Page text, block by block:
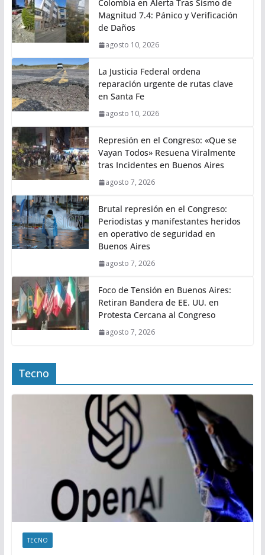
Colombia en Alerta Tras Sismo de
Magnitud 7.4: Pánico y Verificación
de Daños
agosto 10, 2026
La Justicia Federal ordena
reparación urgente de rutas clave
en Santa Fe
agosto 10, 2026
Represión en el Congreso: «Que se
Vayan Todos» Resuena Viralmente
tras Incidentes en Buenos Aires
agosto 7, 2026
Brutal represión en el Congreso:
Periodistas y manifestantes heridos
en operativo de seguridad en
Buenos Aires
agosto 7, 2026
Foco de Tensión en Buenos Aires:
Retiran Bandera de EE. UU. en
Protesta Cercana al Congreso
agosto 7, 2026
Tecno
TECNO